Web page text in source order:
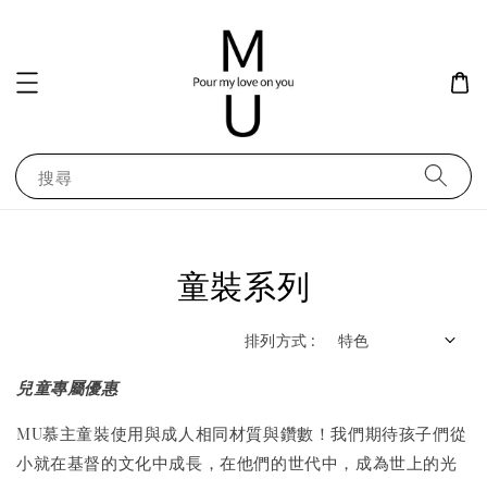
搜尋
童裝系列
排列方式 :
兒童專屬優惠
MU慕主童裝使用與成人相同材質與鑽數！我們期待孩子們從
小就在基督的文化中成長，在他們的世代中，成為世上的光